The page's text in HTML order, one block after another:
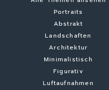
Portraits
Abstrakt
Landschaften
Architektur
Minimalistisch
Figurativ
Luftaufnahmen